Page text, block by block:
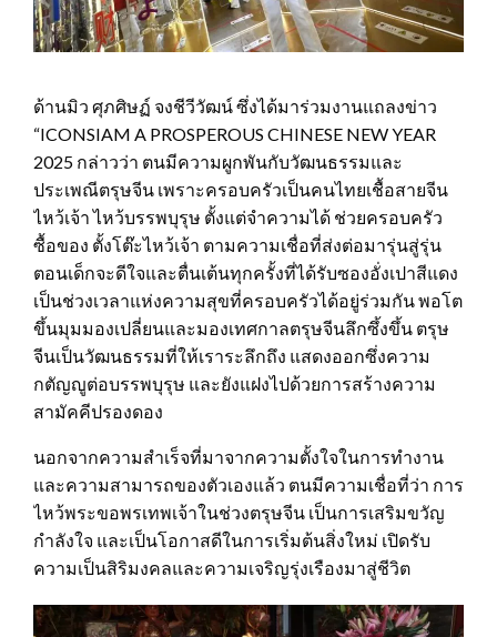
ด้านมิว ศุภศิษฏ์ จงชีวีวัฒน์ ซึ่งได้มาร่วมงานแถลงข่าว
“ICONSIAM A PROSPEROUS CHINESE NEW YEAR
2025 กล่าวว่า ตนมีความผูกพันกับวัฒนธรรมและ
ประเพณีตรุษจีน เพราะครอบครัวเป็นคนไทยเชื้อสายจีน
ไหว้เจ้า ไหว้บรรพบุรุษ ตั้งแต่จำความได้ ช่วยครอบครัว
ซื้อของ ตั้งโต๊ะไหว้เจ้า ตามความเชื่อที่ส่งต่อมารุ่นสู่รุ่น
ตอนเด็กจะดีใจและตื่นเต้นทุกครั้งที่ได้รับซองอั่งเปาสีแดง
เป็นช่วงเวลาแห่งความสุขที่ครอบครัวได้อยู่ร่วมกัน พอโต
ขึ้นมุมมองเปลี่ยนและมองเทศกาลตรุษจีนลึกซึ้งขึ้น ตรุษ
จีนเป็นวัฒนธรรมที่ให้เราระลึกถึง แสดงออกซึ่งความ
กตัญญูต่อบรรพบุรุษ และยังแฝงไปด้วยการสร้างความ
สามัคคีปรองดอง
นอกจากความสำเร็จที่มาจากความตั้งใจในการทำงาน
และความสามารถของตัวเองแล้ว ตนมีความเชื่อที่ว่า การ
ไหว้พระขอพรเทพเจ้าในช่วงตรุษจีน เป็นการเสริมขวัญ
กำลังใจ และเป็นโอกาสดีในการเริ่มต้นสิ่งใหม่ เปิดรับ
ความเป็นสิริมงคลและความเจริญรุ่งเรืองมาสู่ชีวิต